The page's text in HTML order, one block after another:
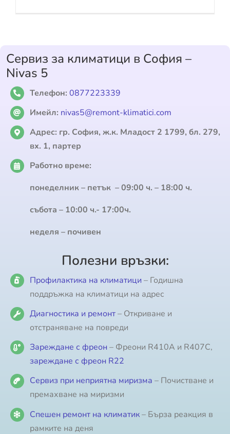
Сервиз за климатици в София –
Nivas 5
Телефон: 0877223339
Имейл: nivas5@remont-klimatici.com
Адрес: гр. София, ж.к. Младост 2 1799, бл. 279,
вх. 1, партер
Работно време:
понеделник – петък – 09:00 ч. – 18:00 ч.
събота – 10:00 ч.- 17:00ч.
неделя – почивен
Полезни връзки:
Профилактика на климатици – Годишна
поддръжка на климатици на адрес
Диагностика и ремонт– Откриване и
отстраняване на повреди
Зареждане с фреон – Фреони R410A и R407C,
зареждане с фреон R22
Сервиз при неприятна миризма – Почистване и
премахване на миризми
Спешен ремонт на климатик– Бърза реакция в
рамките на деня